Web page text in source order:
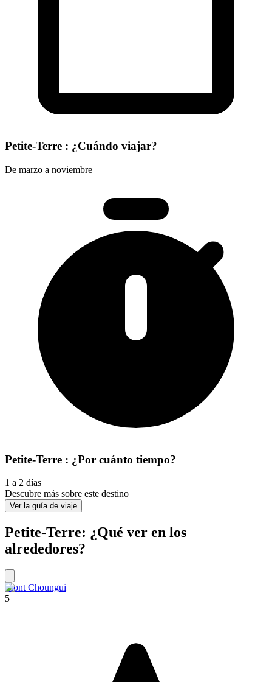
Petite-Terre : ¿Cuándo viajar?
De marzo a noviembre
Petite-Terre : ¿Por cuánto tiempo?
1 a 2 días
Descubre más sobre este destino
Ver la guía de viaje
Petite-Terre: ¿Qué ver en los
alrededores?
Mont Choungui
5